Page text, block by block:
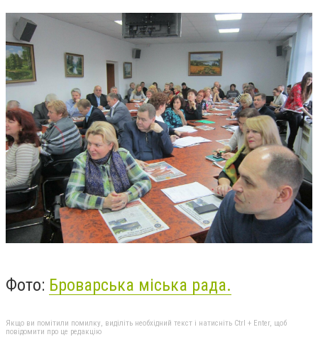
Фото: Броварська міська рада.
Якщо ви помітили помилку, виділіть необхідний текст і натисніть Ctrl + Enter, щоб
повідомити про це редакцію